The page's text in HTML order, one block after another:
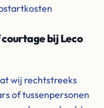
bij Leco
wij rechtstreeks
of tussenpersonen